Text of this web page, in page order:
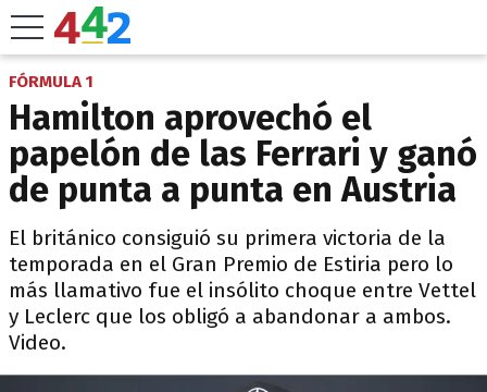
FÓRMULA 1
Hamilton aprovechó el
papelón de las Ferrari y ganó
de punta a punta en Austria
El británico consiguió su primera victoria de la
temporada en el Gran Premio de Estiria pero lo
más llamativo fue el insólito choque entre Vettel
y Leclerc que los obligó a abandonar a ambos.
Video.